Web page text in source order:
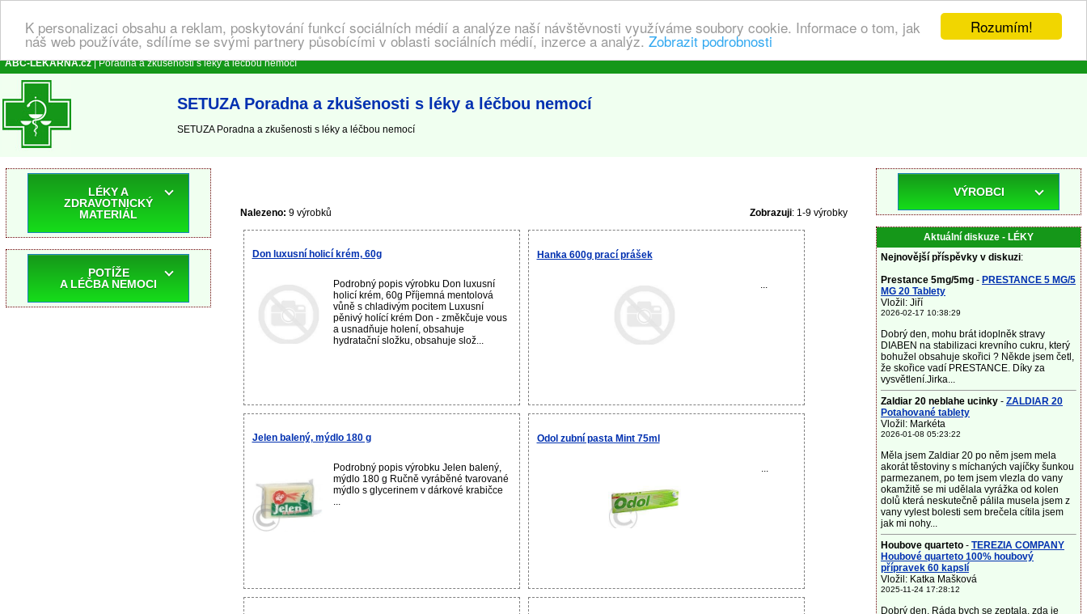
Rozumím!
K personalizaci obsahu a reklam, poskytování funkcí sociálních médií a analýze naší návštěvnosti využíváme soubory cookie. Informace o tom, jak
náš web používáte, sdílíme se svými partnery působícími v oblasti sociálních médií, inzerce a analýz. Zobrazit podrobnosti
ABC-LEKARNA.cz| Poradna a zkušenosti s léky a léčbou nemocí
SETUZA Poradna a zkušenosti s léky a léčbou nemocí
SETUZA Poradna a zkušenosti s léky a léčbou nemocí
Nalezeno: 9 výrobků Zobrazuji: 1-9 výrobky
Don luxusní holicí krém, 60g
Podrobný popis výrobku Don luxusní
holicí krém, 60g Příjemná mentolová
vůně s chladivým pocitem Luxusní
pěnivý holící krém Don - změkčuje vous
a usnadňuje holení, obsahuje
hydratační složku, obsahuje slož...
Hanka 600g prací prášek
...
Jelen balený, mýdlo 180 g
Podrobný popis výrobku Jelen balený,
mýdlo 180 g Ručně vyráběné tvarované
mýdlo s glycerinem v dárkové krabičce
...
Odol zubní pasta Mint 75ml
...
LÉKY A
ZDRAVOTNICKÝ
MATERIÁL
POTÍŽE
A LÉČBA NEMOCI
VÝROBCI
Aktuální diskuze - LÉKY
Nejnovější příspěvky v diskuzi:
Prestance 5mg/5mg - PRESTANCE 5 MG/5
MG 20 Tablety
Vložil: Jiří
2026-02-17 10:38:29
Dobrý den, mohu brát idoplněk stravy
DIABEN na stabilizaci krevního cukru, který
bohužel obsahuje skořici ? Někde jsem četl,
že skořice vadí PRESTANCE. Díky za
vysvětlení.Jirka...
Zaldiar 20 neblahe ucinky - ZALDIAR 20
Potahované tablety
Vložil: Markéta
2026-01-08 05:23:22
Měla jsem Zaldiar 20 po něm jsem mela
akorát těstoviny s míchaných vajíčky šunkou
parmezanem, po tem jsem vlezla do vany
okamžitě se mi udělala vyrážka od kolen
dolů která neskutečně pálila musela jsem z
vany vylest bolesti sem brečela cítila jsem
jak mi nohy...
Houbove quarteto - TEREZIA COMPANY
Houbové quarteto 100% houbový
přípravek 60 kapslí
Vložil: Katka Mašková
2025-11-24 17:28:12
Dobrý den, Ráda bych se zeptala, zda je